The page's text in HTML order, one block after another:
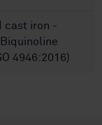
cast iron -
4946:2016)